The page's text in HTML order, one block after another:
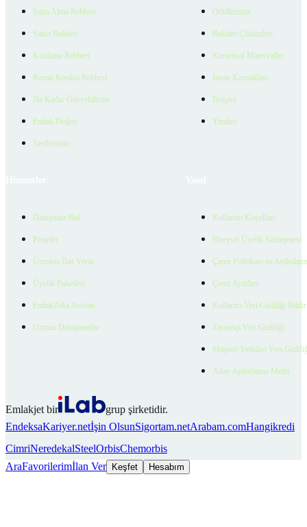
Satın Alma Rehberi
Satıcı Rehberi
Kiralama Rehberi
Konut Kredisi Rehberi
Ne Kadar Ödeyebilirim
Emlak Değeri
Verilerimiz
Ödüllerimiz
Reklam Çözümleri
Kurumsal Materyaller
İnsan Kaynakları
İletişim
Yardım
Danışman Bul
Projeler
Ücretsiz İlan Verin
Üyelik Paketleri
EmlakZeka Asistan
Uzman Danışmanlar
Kullanım Koşulları
Bireysel Üyelik Sözleşmesi
Çerez Politikası ve
Çerez Ayarları
Kullanıcı Veri Gizliliği
Ziyaretçi Veri Gizliliği
Müşteri Yetkilisi Veri
Aday Aydınlatma Metni
Emlakjet bir
grup şirketidir.
EndeksaKariyer.netİşin OlsunSigortam.netArabam.comHangikredi
CimriNeredekalSteelOrbisChemorbis
AraFavorilerimİlan Ver Keşfet Hesabım